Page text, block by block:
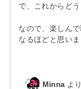
で、これからど
なので、楽しん
なるほどと思いま
Minna よ